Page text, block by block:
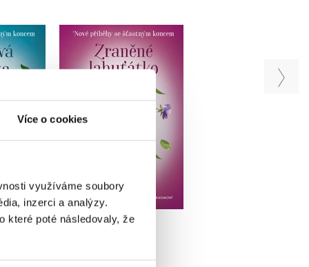
Více o cookies
využíváme soubory
inzerci a analýzy.
které poté následovaly, že
se
–
Kč
Nové příběhy se
šťastným koncem –
Zraněné labuťátko
Jana Olivová
229 Kč
183 Kč
Zuzana Pospíšilová